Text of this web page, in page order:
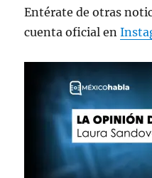
Entérate de otras
cuenta oficial en